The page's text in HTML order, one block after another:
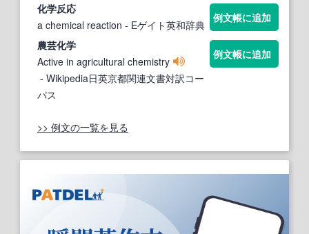
化学反応
a chemical reaction - Eゲイト英和辞典
例文帳に追加
農芸化学
Active in agricultural chemistry
- Wikipedia日英京都関連文書対訳コー
パス
例文帳に追加
>> 例文の一覧を見る